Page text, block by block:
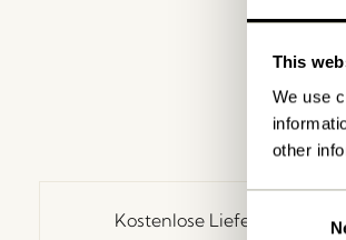
This
We use
other
Selection
Kostenlose Lieferung über